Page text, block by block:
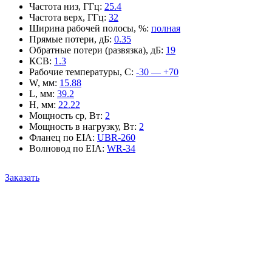
Частота низ, ГГц: 25.4
Частота верх, ГГц: 32
Ширина рабочей полосы, %: полная
Прямые потери, дБ: 0.35
Обратные потери (развязка), дБ: 19
КСВ: 1.3
Рабочие температуры, С: -30 — +70
W, мм: 15.88
L, мм: 39.2
H, мм: 22.22
Мощность ср, Вт: 2
Мощность в нагрузку, Вт: 2
Фланец по EIA: UBR-260
Волновод по EIA: WR-34
Заказать